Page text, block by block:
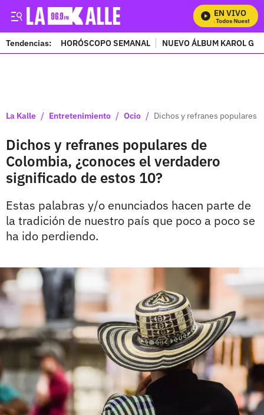
EN VIVO
Mira Todos Nuestros
Tendencias: HORÓSCOPO SEMANAL NUEVO ÁLBUM KAROL G
La Kalle / Entretenimiento / Ocio / Dichos y refranes populares
Dichos y refranes populares de
Colombia, ¿conoces el verdadero
significado de estos 10?
Estas palabras y/o enunciados hacen parte de
la tradición de nuestro país que poco a poco se
ha ido perdiendo.